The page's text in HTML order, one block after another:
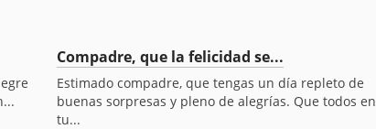
Compadre, que la felicidad se...
Estimado compadre, que tengas un día repleto de
buenas sorpresas y pleno de alegrías. Que todos en
tu...